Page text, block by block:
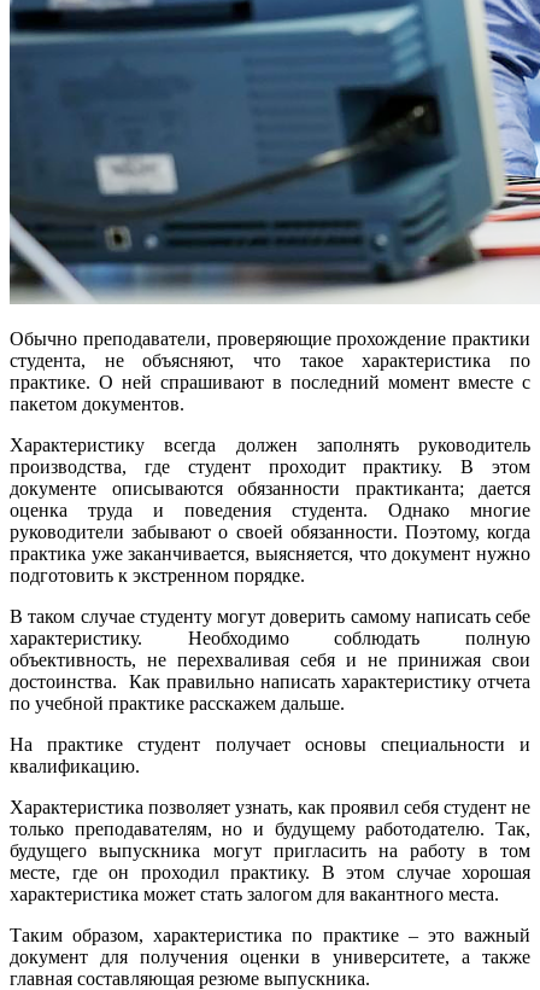
Обычно преподаватели, проверяющие прохождение практики
студента, не объясняют, что такое характеристика по
практике. О ней спрашивают в последний момент вместе с
пакетом документов.
Характеристику всегда должен заполнять руководитель
производства, где студент проходит практику. В этом
документе описываются обязанности практиканта; дается
оценка труда и поведения студента. Однако многие
руководители забывают о своей обязанности. Поэтому, когда
практика уже заканчивается, выясняется, что документ нужно
подготовить к экстренном порядке.
В таком случае студенту могут доверить самому написать себе
характеристику. Необходимо соблюдать полную
объективность, не перехваливая себя и не принижая свои
достоинства. Как правильно написать характеристику отчета
по учебной практике расскажем дальше.
На практике студент получает основы специальности и
квалификацию.
Характеристика позволяет узнать, как проявил себя студент не
только преподавателям, но и будущему работодателю. Так,
будущего выпускника могут пригласить на работу в том
месте, где он проходил практику. В этом случае хорошая
характеристика может стать залогом для вакантного места.
Таким образом, характеристика по практике – это важный
документ для получения оценки в университете, а также
главная составляющая резюме выпускника.